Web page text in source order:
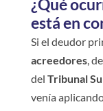
¿Qué
está en
Si el deudor
acreedores,
del Tribunal
venía